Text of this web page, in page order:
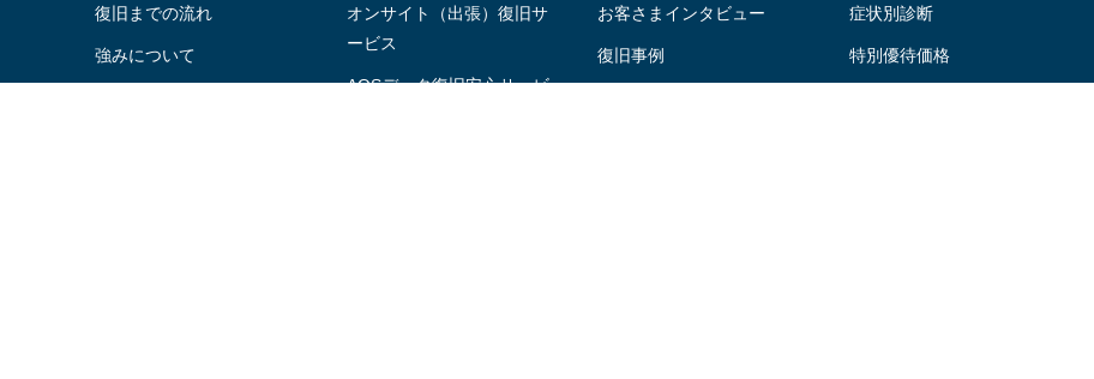
復旧までの流れ
強みについて
オンサイト（出張）復旧サ
ービス
AOSデータ復旧安⼼サービ
お客さまインタビュー
復旧事例
症状別診断
特別優待価格